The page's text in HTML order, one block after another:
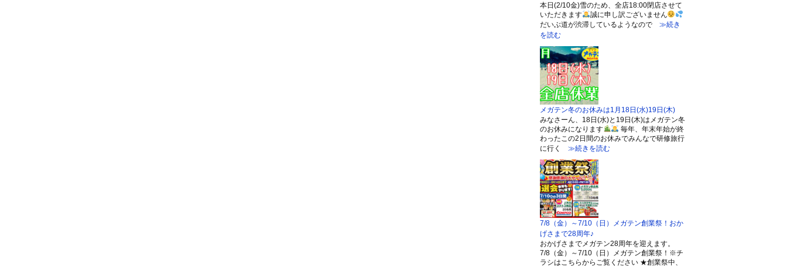
本日(2/10金)雪のため、全店18:00閉店させて
いただきます
誠に申し訳ございません
だいぶ道が渋滞しているようなので ≫続き
を読む
メガテン冬のお休みは1月18日(水)19日(木)
みなさーん、18日(水)と19日(木)はメガテン冬
のお休みになります
毎年、年末年始が終
わったこの2日間のお休みでみんなで研修旅行
に行く
≫続きを読む
7/8（金）～7/10（日）メガテン創業祭！おか
げさまで28周年♪
おかげさまでメガテン28周年を迎えます。
7/8（金）～7/10（日）メガテン創業祭！※チ
ラシはこちらからご覧ください ★創業祭中、